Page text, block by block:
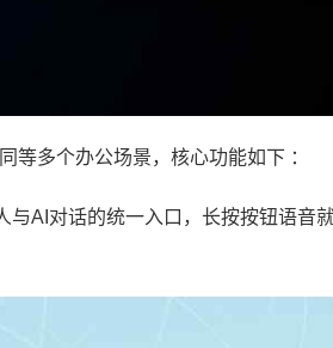
等多个办公场景，核心功能如下 ：
与AI对话的统一入口，长按按钮语音